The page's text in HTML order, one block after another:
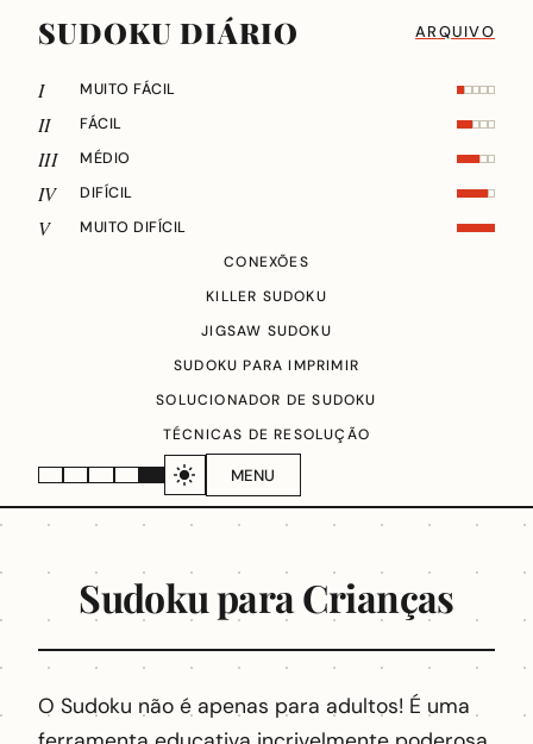
SUDOKU DIÁRIO ARQUIVO
MENU
I MUITO FÁCIL
II FÁCIL
III MÉDIO
IV DIFÍCIL
V
MUITO DIFÍCIL
CONEXÕES
KILLER SUDOKU
JIGSAW SUDOKU
SUDOKU PARA IMPRIMIR
SOLUCIONADOR DE SUDOKU
TÉCNICAS DE RESOLUÇÃO
Sudoku para Crianças
O Sudoku não é apenas para adultos! É uma